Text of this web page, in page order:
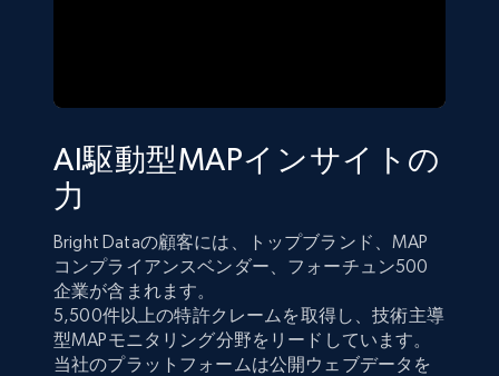
AI駆動型MAPインサイトの
力
Bright Dataの顧客には、トップブランド、MAP
コンプライアンスベンダー、フォーチュン500
企業が含まれます。
5,500件以上の特許クレームを取得し、技術主導
型MAPモニタリング分野をリードしています。
当社のプラットフォームは公開ウェブデータを